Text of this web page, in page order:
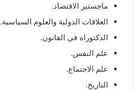
ماجستير الاقتصاد.
العلاقات الدولية والعلوم السياسية.
الدكتوراه في القانون.
علم النفس.
علم الاجتماع.
التاريخ.